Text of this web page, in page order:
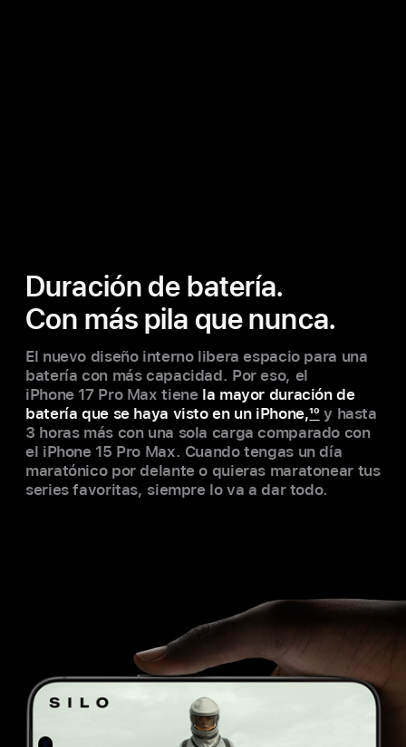
Duración de batería.
Con más pila que nunca.
El nuevo diseño interno libera espacio para una
batería con más capacidad. Por eso, el
iPhone 17 Pro Max tiene la mayor duración de
batería que se haya visto en un iPhone,10 y hasta
3 horas más con una sola carga comparado con
el iPhone 15 Pro Max. Cuando tengas un día
maratónico por delante o quieras maratonear tus
series favoritas, siempre lo va a dar todo.